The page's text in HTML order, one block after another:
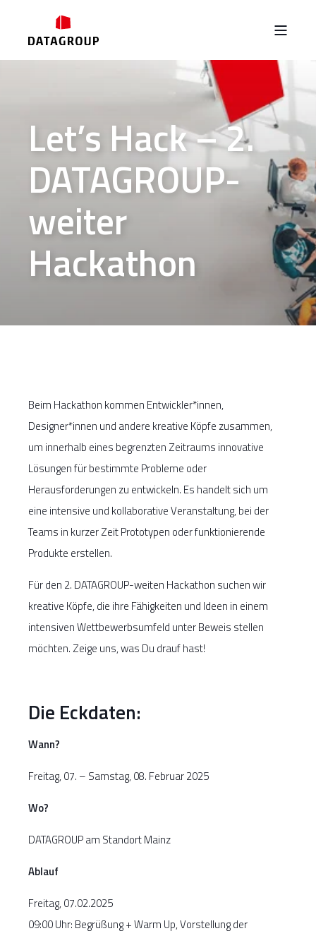
Let’s Hack – 2.
DATAGROUP-
weiter
Hackathon
Beim Hackathon kommen Entwickler*innen,
Designer*innen und andere kreative Köpfe zusammen,
um innerhalb eines begrenzten Zeitraums innovative
Lösungen für bestimmte Probleme oder
Herausforderungen zu entwickeln. Es handelt sich um
eine intensive und kollaborative Veranstaltung, bei der
Teams in kurzer Zeit Prototypen oder funktionierende
Produkte erstellen.
Für den 2. DATAGROUP-weiten Hackathon suchen wir
kreative Köpfe, die ihre Fähigkeiten und Ideen in einem
intensiven Wettbewerbsumfeld unter Beweis stellen
möchten. Zeige uns, was Du drauf hast!
Die Eckdaten:
Wann?
Freitag, 07. – Samstag, 08. Februar 2025
Wo?
DATAGROUP am Standort Mainz
Ablauf
Freitag, 07.02.2025
09:00 Uhr: Begrüßung + Warm Up, Vorstellung der